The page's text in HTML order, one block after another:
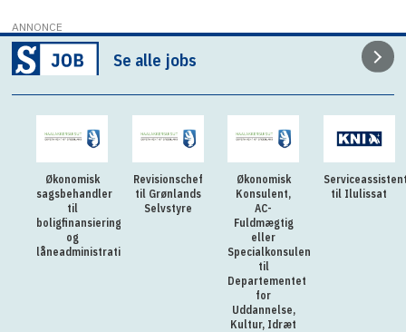
ANNONCE
Se alle jobs
Økonomisk
sagsbehandler
til
boligfinansiering
og
låneadministration
Revisionschef
til Grønlands
Selvstyre
Økonomisk
Konsulent,
AC-
Fuldmægtig
eller
Specialkonsulent
til
Departementet
for
Uddannelse,
Kultur, Idræt
til Ilulissat